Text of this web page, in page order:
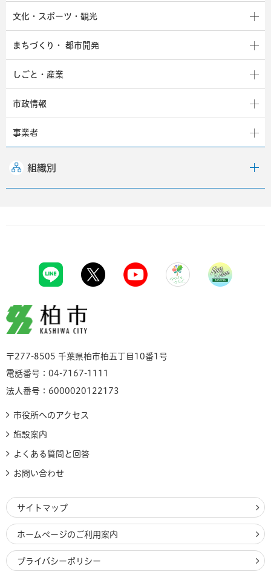
文化・スポーツ・観光
まちづくり・ 都市開発
しごと・産業
市政情報
事業者
組織別
柏市
〒277-8505 千葉県柏市柏五丁目10番1号
電話番号：04-7167-1111
法人番号：6000020122173
市役所へのアクセス
施設案内
よくある質問と回答
お問い合わせ
サイトマップ
ホームページのご利用案内
プライバシーポリシー